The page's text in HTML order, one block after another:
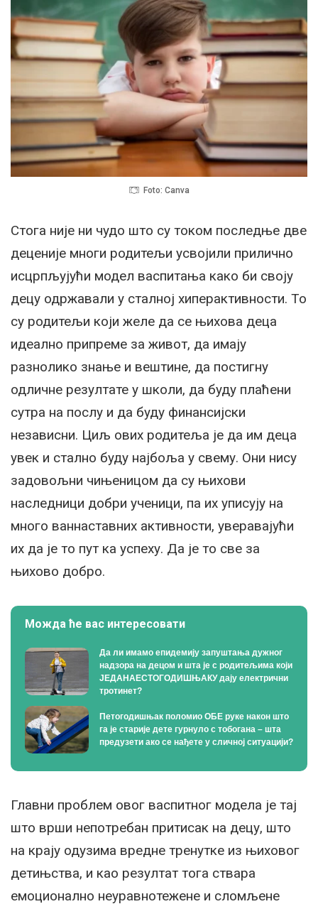
Foto: Canva
Стога није ни чудо што су током последње две
деценије многи родитељи усвојили прилично
исцрпљујући модел васпитања како би своју
децу одржавали у сталној хиперактивности. То
су родитељи који желе да се њихова деца
идеално припреме за живот, да имају
разнолико знање и вештине, да постигну
одличне резултате у школи, да буду плаћени
сутра на послу и да буду финансијски
независни. Циљ ових родитеља је да им деца
увек и стално буду најбоља у свему. Они нису
задовољни чињеницом да су њихови
наследници добри ученици, па их уписују на
много ваннаставних активности, уверавајући
их да је то пут ка успеху. Да је то све за
њихово добро.
Можда ће вас интересовати
Да ли имамо епидемију запуштања дужног
надзора на децом и шта је с родитељима који
ЈЕДАНАЕСТОГОДИШЊАКУ дају електрични
тротинет?
Петогодишњак поломио ОБЕ руке након што
га је старије дете гурнуло с тобогана – шта
предузети ако се нађете у сличној ситуацији?
Главни проблем овог васпитног модела је тај
што врши непотребан притисак на децу, што
на крају одузима вредне тренутке из њиховог
детињства, и као резултат тога ствара
емоционално неуравнотежене и сломљене